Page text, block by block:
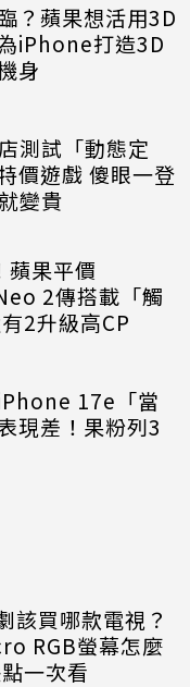
？蘋果想活用3D
iPhone打造3D
身
測試「動態定
價遊戲 傻眼一登
變貴
蘋果平價
2傳搭載「觸
2升級高CP
17e「當
現差！果粉列3
該買哪款電視？
RGB螢幕怎麼
一次看